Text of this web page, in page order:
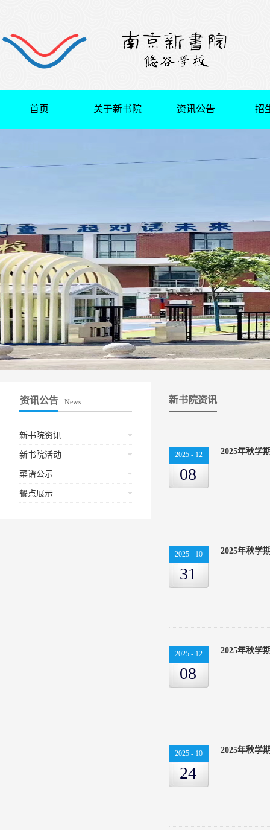
首页 关于新书院 资讯公告 招
资讯公告 News
新书院资讯
新书院活动
菜谱公示
餐点展示
新书院资讯
2025 - 12
08
2025年秋学
2025 - 10
31
2025年秋学
2025 - 12
08
2025年秋学
2025 - 10
24
2025年秋学